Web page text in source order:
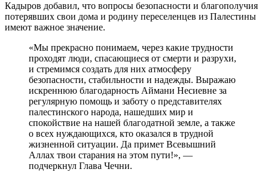
Кадыров добавил, что вопросы безопасности и благополучия
потерявших свои дома и родину переселенцев из Палестины
имеют важное значение.
«Мы прекрасно понимаем, через какие трудности
проходят люди, спасающиеся от смерти и разрухи,
и стремимся создать для них атмосферу
безопасности, стабильности и надежды. Выражаю
искреннюю благодарность Аймани Несиевне за
регулярную помощь и заботу о представителях
палестинского народа, нашедших мир и
спокойствие на нашей благодатной земле, а также
о всех нуждающихся, кто оказался в трудной
жизненной ситуации. Да примет Всевышний
Аллах твои старания на этом пути!», —
подчеркнул Глава Чечни.